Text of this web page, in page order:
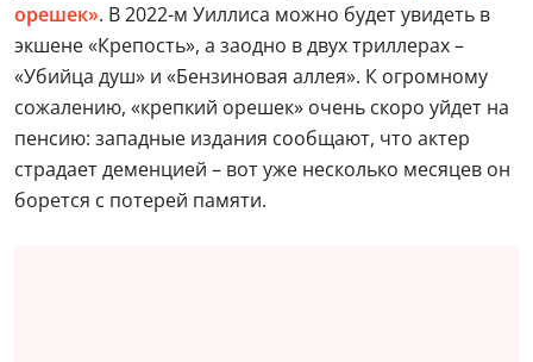
орешек». В 2022-м Уиллиса можно будет увидеть в
экшене «Крепость», а заодно в двух триллерах –
«Убийца душ» и «Бензиновая аллея». К огромному
сожалению, «крепкий орешек» очень скоро уйдет на
пенсию: западные издания сообщают, что актер
страдает деменцией – вот уже несколько месяцев он
борется с потерей памяти.